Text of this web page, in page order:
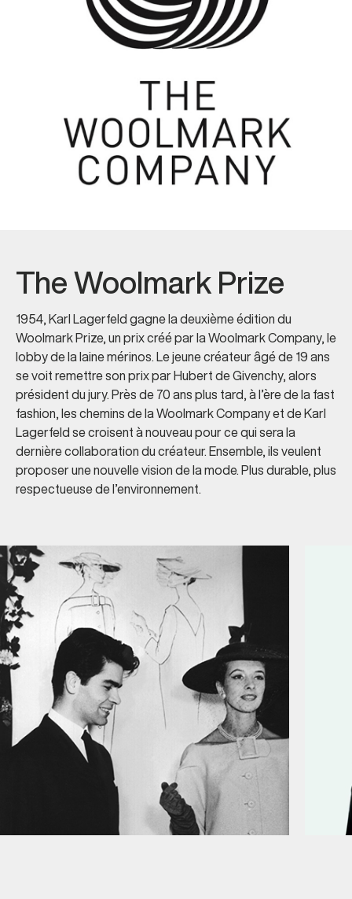
The Woolmark Prize
1954, Karl Lagerfeld gagne la deuxième édition du
Woolmark Prize, un prix créé par la Woolmark Company, le
lobby de la laine mérinos. Le jeune créateur âgé de 19 ans
se voit remettre son prix par Hubert de Givenchy, alors
président du jury. Près de 70 ans plus tard, à l’ère de la fast
fashion, les chemins de la Woolmark Company et de Karl
Lagerfeld se croisent à nouveau pour ce qui sera la
dernière collaboration du créateur. Ensemble, ils veulent
proposer une nouvelle vision de la mode. Plus durable, plus
respectueuse de l’environnement.